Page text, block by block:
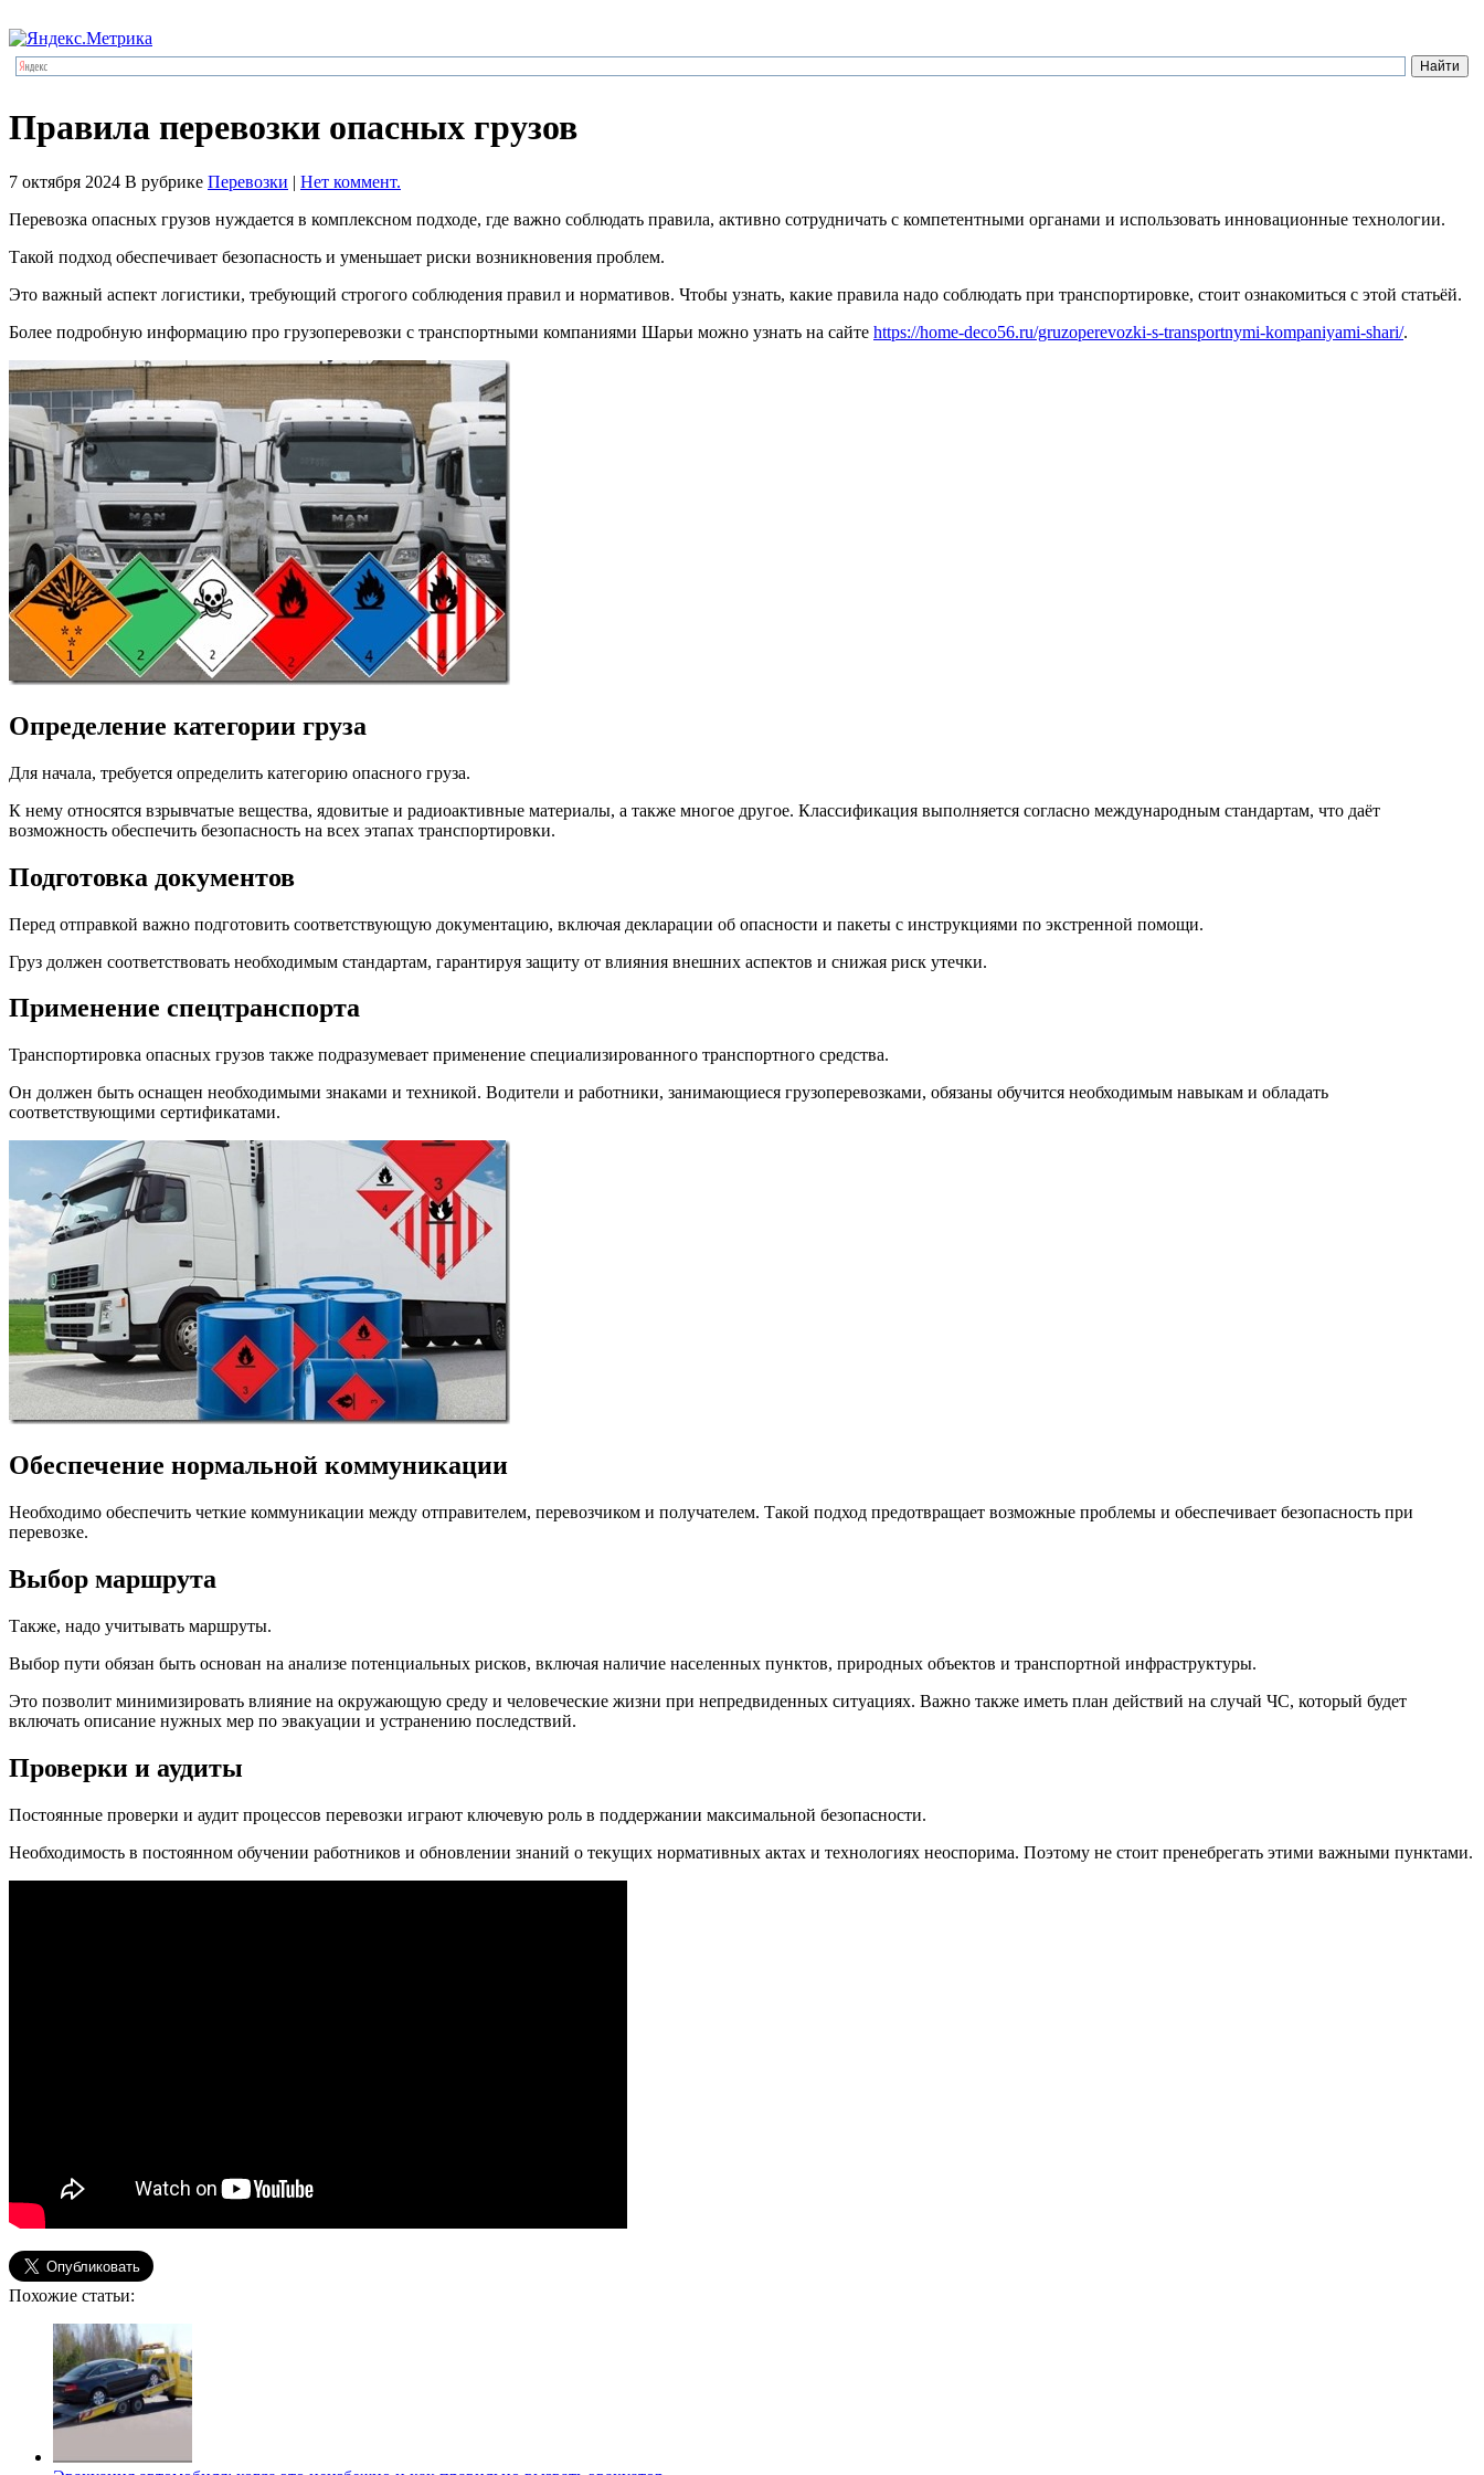
Правила перевозки опасных грузов
7 октября 2024 В рубрике Перевозки | Нет коммент.
Перевозка опасных грузов нуждается в комплексном подходе, где важно соблюдать правила, активно сотрудничать с компетентными органами и использовать инновационные технологии.
Такой подход обеспечивает безопасность и уменьшает риски возникновения проблем.
Это важный аспект логистики, требующий строгого соблюдения правил и нормативов. Чтобы узнать, какие правила надо соблюдать при транспортировке, стоит ознакомиться с этой статьёй.
Более подробную информацию про грузоперевозки с транспортными компаниями Шарьи можно узнать на сайте https://home-deco56.ru/gruzoperevozki-s-transportnymi-kompaniyami-shari/.
Определение категории груза
Для начала, требуется определить категорию опасного груза.
К нему относятся взрывчатые вещества, ядовитые и радиоактивные материалы, а также многое другое. Классификация выполняется согласно международным стандартам, что даёт
возможность обеспечить безопасность на всех этапах транспортировки.
Подготовка документов
Перед отправкой важно подготовить соответствующую документацию, включая декларации об опасности и пакеты с инструкциями по экстренной помощи.
Груз должен соответствовать необходимым стандартам, гарантируя защиту от влияния внешних аспектов и снижая риск утечки.
Применение спецтранспорта
Транспортировка опасных грузов также подразумевает применение специализированного транспортного средства.
Он должен быть оснащен необходимыми знаками и техникой. Водители и работники, занимающиеся грузоперевозками, обязаны обучится необходимым навыкам и обладать
соответствующими сертификатами.
Обеспечение нормальной коммуникации
Необходимо обеспечить четкие коммуникации между отправителем, перевозчиком и получателем. Такой подход предотвращает возможные проблемы и обеспечивает безопасность при
перевозке.
Выбор маршрута
Также, надо учитывать маршруты.
Выбор пути обязан быть основан на анализе потенциальных рисков, включая наличие населенных пунктов, природных объектов и транспортной инфраструктуры.
Это позволит минимизировать влияние на окружающую среду и человеческие жизни при непредвиденных ситуациях. Важно также иметь план действий на случай ЧС, который будет
включать описание нужных мер по эвакуации и устранению последствий.
Проверки и аудиты
Постоянные проверки и аудит процессов перевозки играют ключевую роль в поддержании максимальной безопасности.
Необходимость в постоянном обучении работников и обновлении знаний о текущих нормативных актах и технологиях неоспорима. Поэтому не стоит пренебрегать этими важными пунктами.
Похожие статьи: